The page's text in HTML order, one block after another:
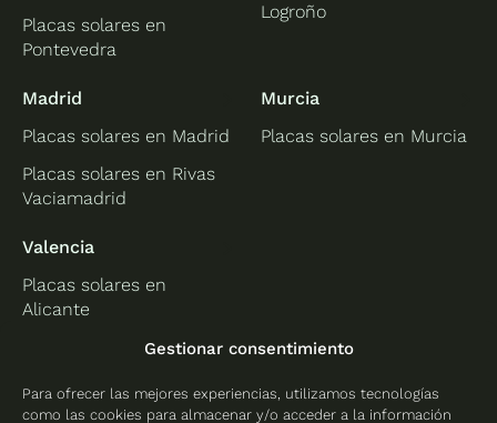
Gestionar consentimiento
Para ofrecer las mejores experiencias, utilizamos tecnologías
como las cookies para almacenar y/o acceder a la información
Placas solares en
Pontevedra
Logroño
Madrid
Placas solares en Madrid
Placas solares en Rivas
Vaciamadrid
Murcia
Placas solares en Murcia
Valencia
Placas solares en
Alicante
Placas solares en
Placas solares en